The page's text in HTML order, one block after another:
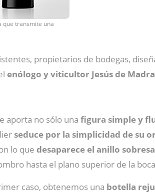
que transmite una
propietarios de bodegas,
enólogo y viticultor Jesús de
aporta no sólo una figura simple y
seduce por la simplicidad de su
lo que desaparece el anillo
hasta el plano superior de la
caso, obtenemos una botella